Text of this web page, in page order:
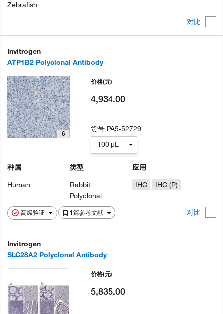
对比
Zebrafish
Invitrogen
ATP1B2 Polyclonal Antibody
高级验证 1篇参考文献 对比
6
种属
Human
类型
Rabbit
Polyclonal
应用
IHC
IHC (P)
价格(元)
4,934.00
货号 PA5-52729
100 µL
Invitrogen
SLC28A2 Polyclonal Antibody
价格(元)
5,835.00